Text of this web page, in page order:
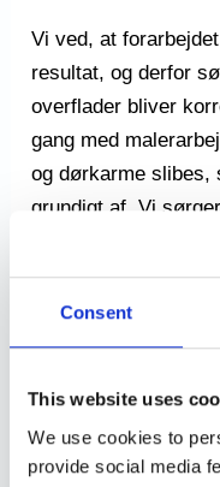
Consent
This website uses
We use cookies to
provide social media
Vi ved, at
resultat, og derfor
overflader bliver
gang med
og dørkarme slibes,
grundigt af. Vi
let spartel i
skruehuller, ridser
OG
Vores fokus på
bruger godkendte